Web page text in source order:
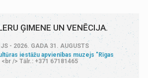
ĢIMENE UN VENĒCIJA.
- 2026. GADA 31. AUGUSTS
iestāžu apvienības muzejs "Rīgas
<br /> Tālr.: +371 67181465